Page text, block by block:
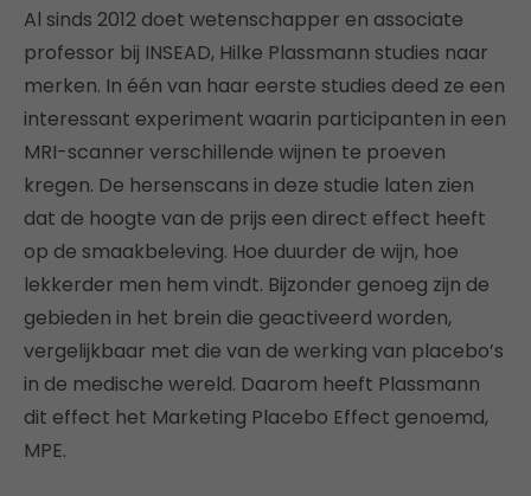
Al sinds 2012 doet wetenschapper en associate
professor bij INSEAD, Hilke Plassmann studies naar
merken. In één van haar eerste studies deed ze een
interessant experiment waarin participanten in een
MRI-scanner verschillende wijnen te proeven
kregen. De hersenscans in deze studie laten zien
dat de hoogte van de prijs een direct effect heeft
op de smaakbeleving. Hoe duurder de wijn, hoe
lekkerder men hem vindt. Bijzonder genoeg zijn de
gebieden in het brein die geactiveerd worden,
vergelijkbaar met die van de werking van placebo’s
in de medische wereld. Daarom heeft Plassmann
dit effect het Marketing Placebo Effect genoemd,
MPE.